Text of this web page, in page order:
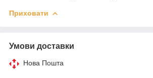
Приховати
Умови доставки
Нова Пошта